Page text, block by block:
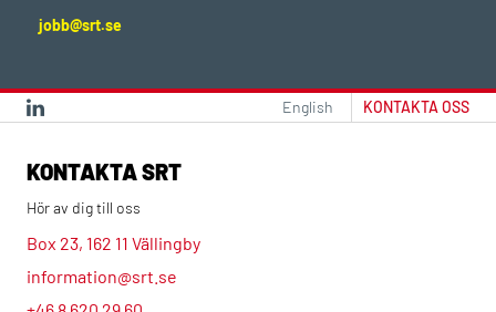
jobb@srt.se
English KONTAKTA OSS
KONTAKTA SRT
Hör av dig till oss
Box 23, 162 11 Vällingby
information@srt.se